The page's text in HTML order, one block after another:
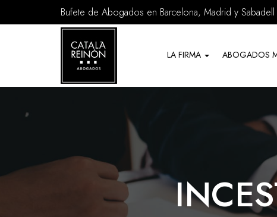
Bufete de Abogados en Barcelona, Madrid y Sabadell
de
LA FIRMA ABOGADOS